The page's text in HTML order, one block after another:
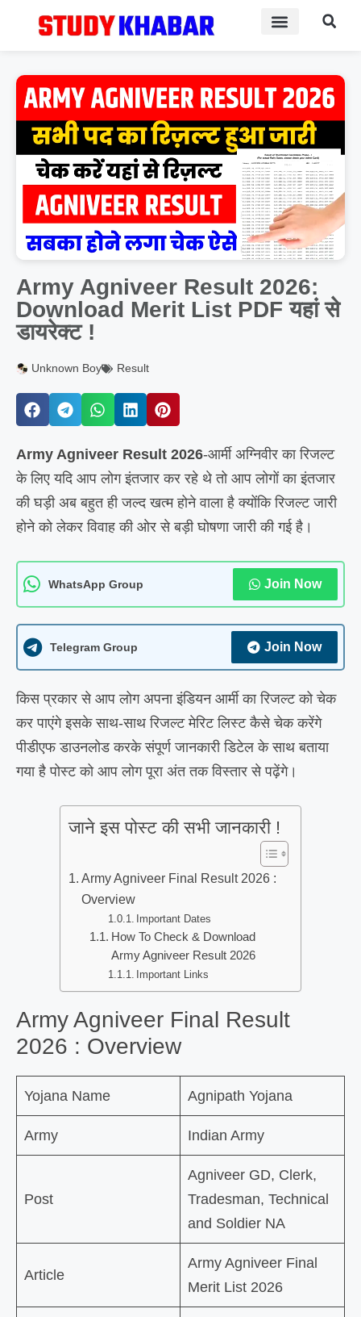
Army Agniveer Result 2026:
Download Merit List PDF यहां से
डायरेक्ट !
Unknown Boy Result
Army Agniveer Result 2026-आर्मी अग्निवीर का रिजल्ट
के लिए यदि आप लोग इंतजार कर रहे थे तो आप लोगों का इंतजार
की घड़ी अब बहुत ही जल्द खत्म होने वाला है क्योंकि रिजल्ट जारी
होने को लेकर विवाह की ओर से बड़ी घोषणा जारी की गई है।
WhatsApp Group Join Now
Telegram Group Join Now
किस प्रकार से आप लोग अपना इंडियन आर्मी का रिजल्ट को चेक
कर पाएंगे इसके साथ-साथ रिजल्ट मेरिट लिस्ट कैसे चेक करेंगे
पीडीएफ डाउनलोड करके संपूर्ण जानकारी डिटेल के साथ बताया
गया है पोस्ट को आप लोग पूरा अंत तक विस्तार से पढ़ेंगे।
जाने इस पोस्ट की सभी जानकारी !
Army Agniveer Final Result 2026 :
Overview
Important Dates
How To Check & Download
Army Agniveer Result 2026
Important Links
Army Agniveer Final Result
2026 : Overview
Yojana Name Agnipath Yojana
Army Indian Army
Post
Agniveer GD, Clerk,
Tradesman, Technical
and Soldier NA
Article
Army Agniveer Final
Merit List 2026